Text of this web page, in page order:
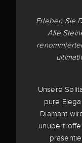
Erleben Sie
Alle
Unsere
pure
Diamant